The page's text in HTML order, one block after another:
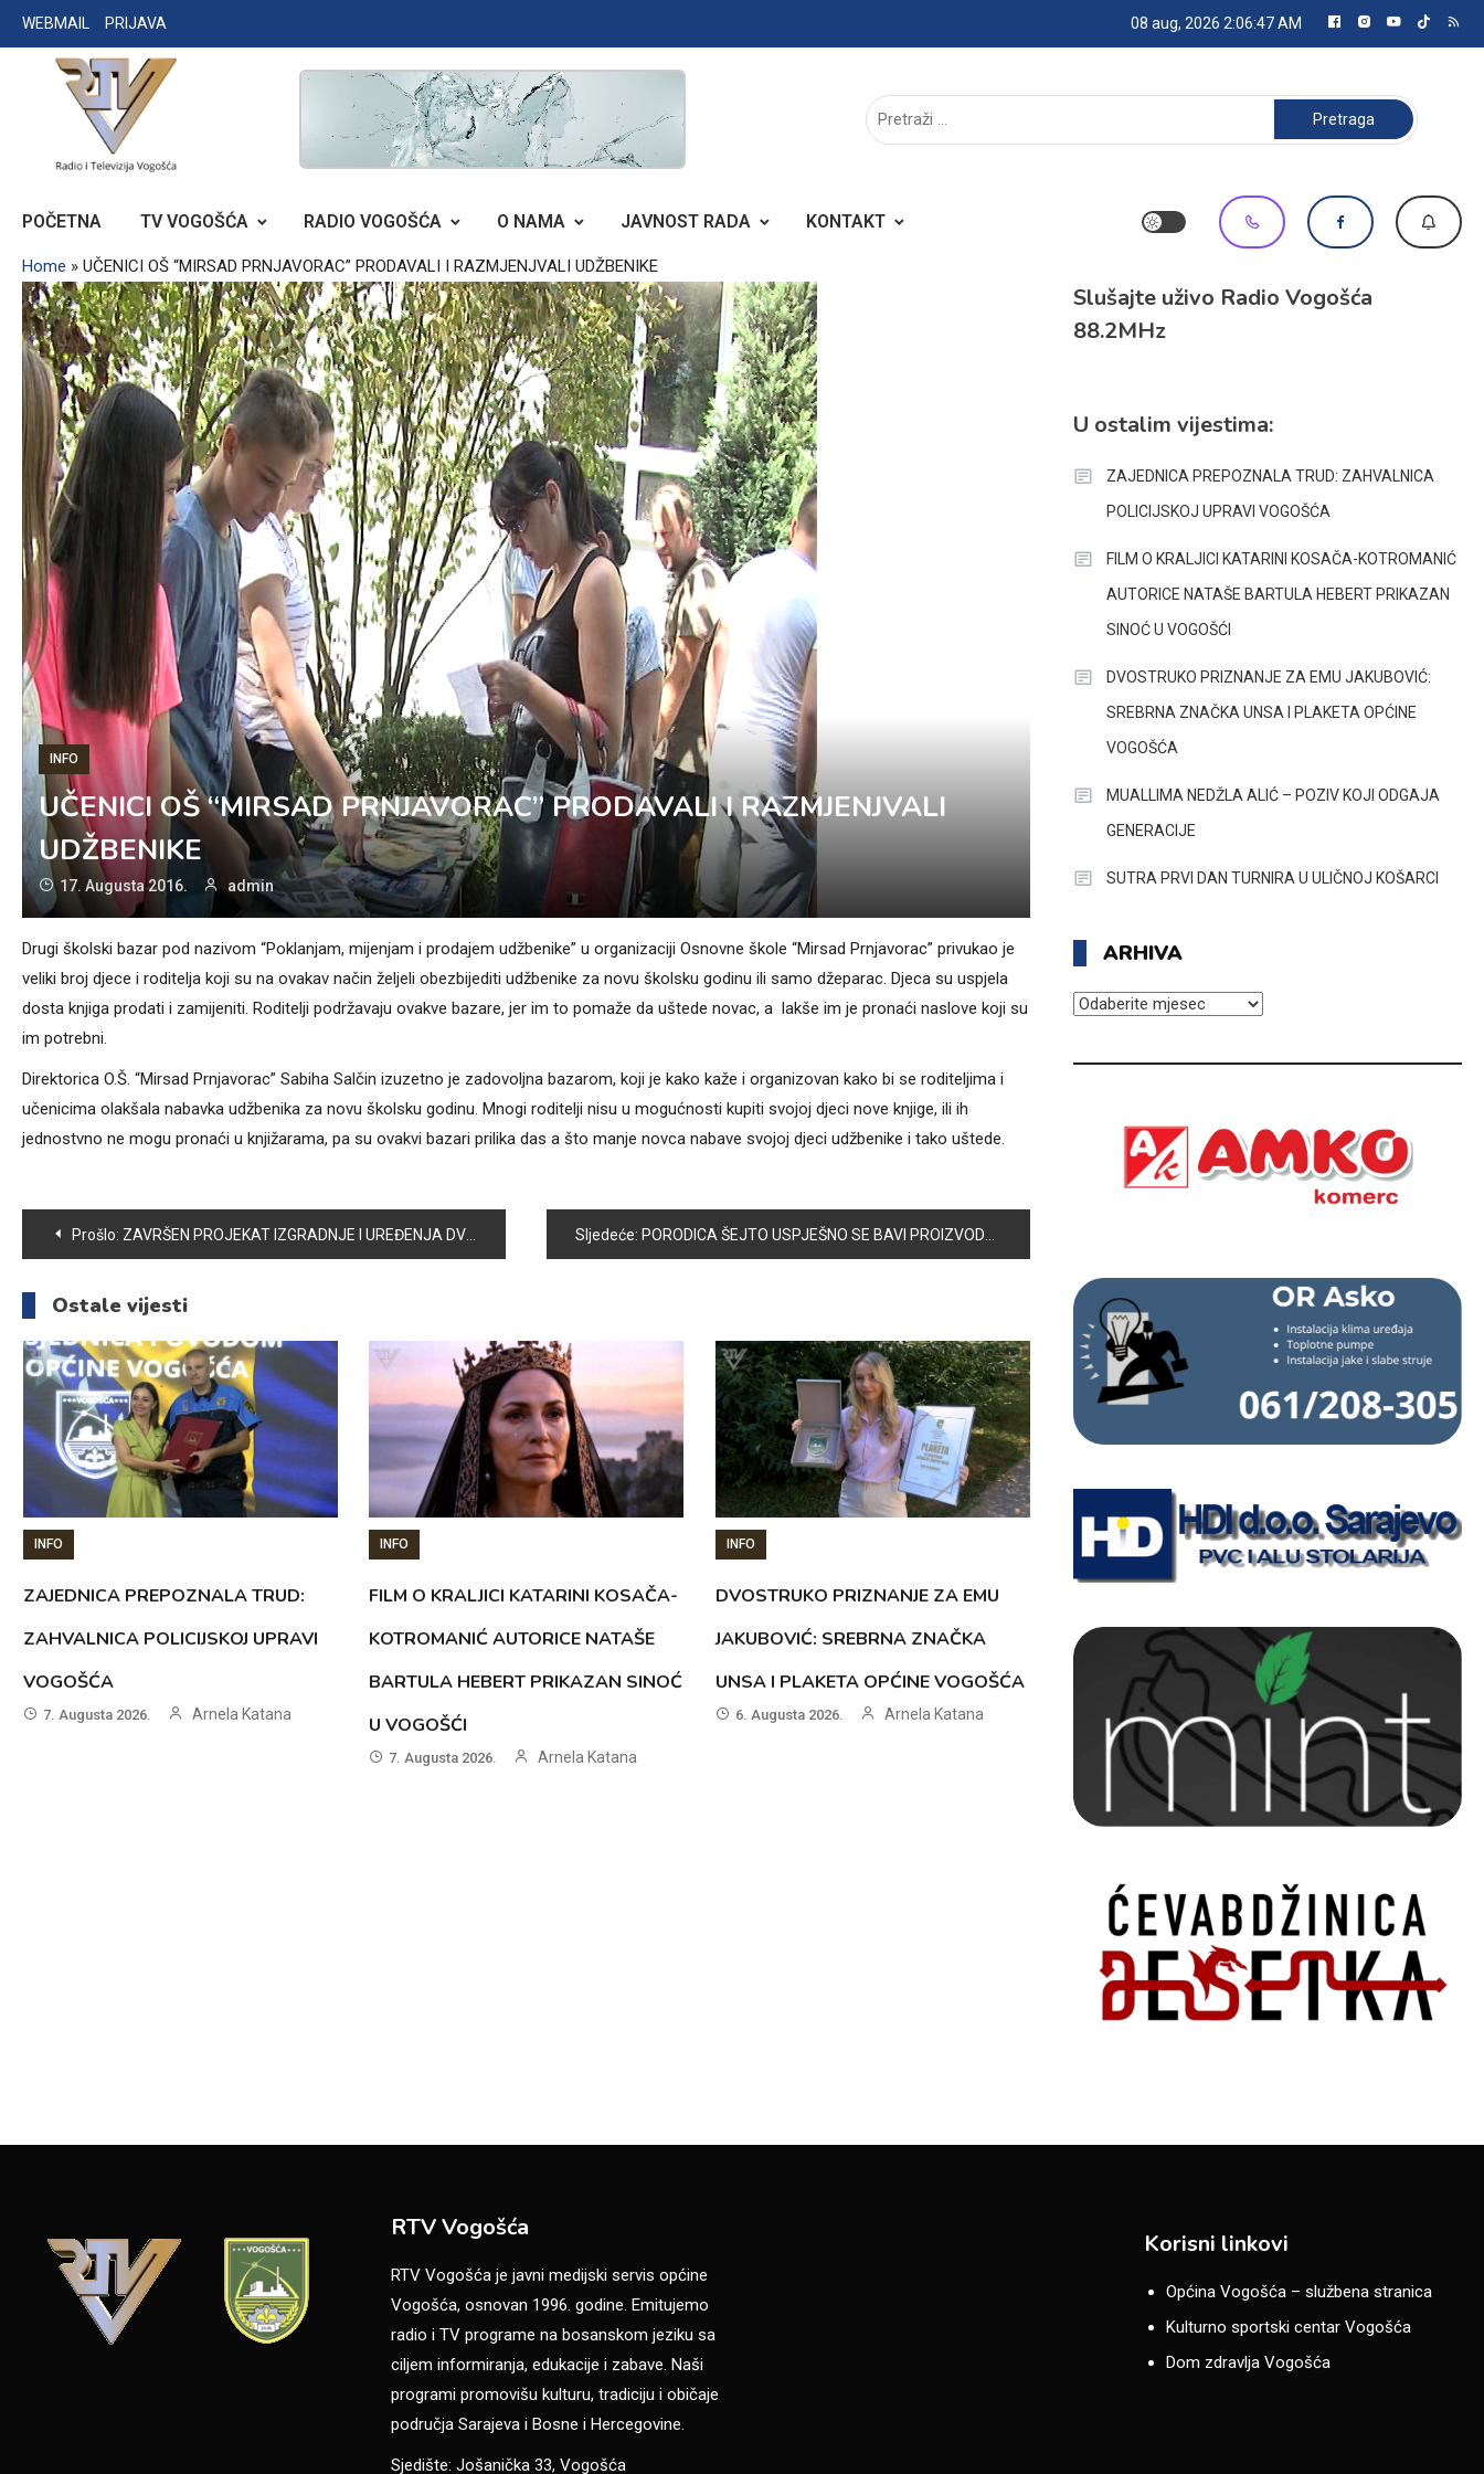
Skip
to
WEBMAIL PRIJAVA 08 aug, 2026 2:06:48 AM
RADIO TELEVIZIJA VOGOŠĆA
Pretraga:
POČETNA TV VOGOŠĆA RADIO VOGOŠĆA O NAMA JAVNOST RADA KONTAKT
Home » UČENICI OŠ “MIRSAD PRNJAVORAC” PRODAVALI I RAZMJENJVALI UDŽBENIKE
INFO
UČENICI OŠ “MIRSAD PRNJAVORAC” PRODAVALI I RAZMJENJVALI
UDŽBENIKE
17. Augusta 2016. admin
Drugi školski bazar pod nazivom “Poklanjam, mijenjam i prodajem udžbenike” u organizaciji Osnovne škole “Mirsad Prnjavorac” privukao je
veliki broj djece i roditelja koji su na ovakav način željeli obezbijediti udžbenike za novu školsku godinu ili samo džeparac. Djeca su uspjela
dosta knjiga prodati i zamijeniti. Roditelji podržavaju ovakve bazare, jer im to pomaže da uštede novac, a lakše im je pronaći naslove koji su
im potrebni.
Direktorica O.Š. “Mirsad Prnjavorac” Sabiha Salčin izuzetno je zadovoljna bazarom, koji je kako kaže i organizovan kako bi se roditeljima i
učenicima olakšala nabavka udžbenika za novu školsku godinu. Mnogi roditelji nisu u mogućnosti kupiti svojoj djeci nove knjige, ili ih
jednostvno ne mogu pronaći u knjižarama, pa su ovakvi bazari prilika das a što manje novca nabave svojoj djeci udžbenike i tako uštede.
Navigacija
članaka
Prošlo: ZAVRŠEN PROJEKAT IZGRADNJE I UREĐENJA DVORIŠTA OŠ “IZET ŠABIĆ” Sljedeće: PORODICA ŠEJTO USPJEŠNO SE BAVI PROIZVODNJOM MALINA
Ostale vijesti
INFO
ZAJEDNICA PREPOZNALA TRUD:
ZAHVALNICA POLICIJSKOJ UPRAVI
VOGOŠĆA
7. Augusta 2026. Arnela Katana
INFO
FILM O KRALJICI KATARINI KOSAČA-
KOTROMANIĆ AUTORICE NATAŠE
BARTULA HEBERT PRIKAZAN SINOĆ
U VOGOŠĆI
7. Augusta 2026. Arnela Katana
INFO
DVOSTRUKO PRIZNANJE ZA EMU
JAKUBOVIĆ: SREBRNA ZNAČKA
UNSA I PLAKETA OPĆINE VOGOŠĆA
6. Augusta 2026. Arnela Katana
Slušajte uživo Radio Vogošća
88.2MHz
U ostalim vijestima:
ZAJEDNICA PREPOZNALA TRUD: ZAHVALNICA
POLICIJSKOJ UPRAVI VOGOŠĆA
FILM O KRALJICI KATARINI KOSAČA-KOTROMANIĆ
AUTORICE NATAŠE BARTULA HEBERT PRIKAZAN
SINOĆ U VOGOŠĆI
DVOSTRUKO PRIZNANJE ZA EMU JAKUBOVIĆ:
SREBRNA ZNAČKA UNSA I PLAKETA OPĆINE
VOGOŠĆA
MUALLIMA NEDŽLA ALIĆ – POZIV KOJI ODGAJA
GENERACIJE
SUTRA PRVI DAN TURNIRA U ULIČNOJ KOŠARCI
ARHIVA
ARHIVA
RTV Vogošća
RTV Vogošća je javni medijski servis općine
Vogošća, osnovan 1996. godine. Emitujemo
radio i TV programe na bosanskom jeziku sa
ciljem informiranja, edukacije i zabave. Naši
programi promovišu kulturu, tradiciju i običaje
područja Sarajeva i Bosne i Hercegovine.
Sjedište: Jošanička 33, Vogošća
Korisni linkovi
Općina Vogošća – službena stranica
Kulturno sportski centar Vogošća
Dom zdravlja Vogošća